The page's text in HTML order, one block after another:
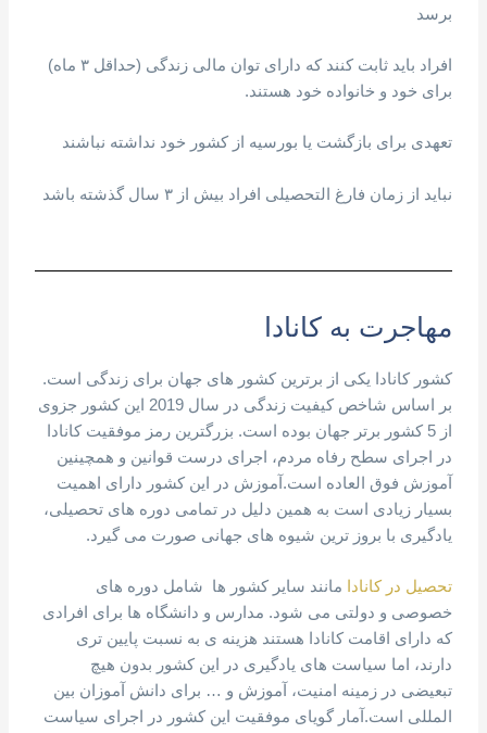
برسد
افراد باید ثابت کنند که دارای توان مالی زندگی (حداقل ۳ ماه)
برای خود و خانواده خود هستند.
تعهدی برای بازگشت یا بورسیه از کشور خود نداشته نباشند
نباید از زمان فارغ التحصیلی افراد بیش از ۳ سال گذشته باشد
مهاجرت به کانادا
کشور کانادا یکی از برترین کشور های جهان برای زندگی است.
بر اساس شاخص کیفیت زندگی در سال 2019 این کشور جزوی
از 5 کشور برتر جهان بوده است. بزرگترین رمز موفقیت کانادا
در اجرای سطح رفاه مردم، اجرای درست قوانین و همچینین
آموزش فوق العاده است.آموزش در این کشور دارای اهمیت
بسیار زیادی است به همین دلیل در تمامی دوره های تحصیلی،
یادگیری با بروز ترین شیوه های جهانی صورت می گیرد.
تحصیل در کانادا
مانند سایر کشور ها شامل دوره های
خصوصی و دولتی می شود. مدارس و دانشگاه ها برای افرادی
که دارای اقامت کانادا هستند هزینه ی به نسبت پایین تری
دارند، اما سیاست های یادگیری در این کشور بدون هیچ
تبعیضی در زمینه امنیت، آموزش و … برای دانش آموزان بین
المللی است.آمار گویای موفقیت این کشور در اجرای سیاست